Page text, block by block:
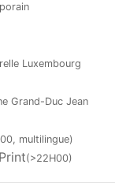
Luxembourg
Grand-Duc Jean
multilingue)
(>22H00)